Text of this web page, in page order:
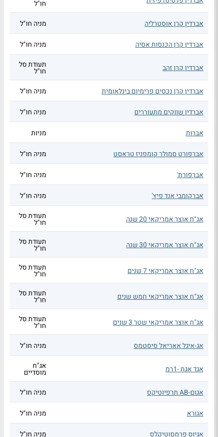
חו"ל
אברדין קרן אוסטרליה
מניה חו"ל
אברדין קרן הכנסות אסיה מניה חו"ל
אברדין קרן זהב תעודת סל
חו"ל
אברדין קרן נכסים פרימיום בינלאומית
מניה חו"ל
אברדין שווקים מתעוררים מניה חו"ל
אברות מניות
אברפורט סמולר קומפניז טראסט מניה חו"ל
אברפורת' מניה חו"ל
אברקומבי אנד פיץ' מניה חו"ל
אג"ח אוצר אמריקאי 20 שנה תעודת סל
חו"ל
אג"ח אוצר אמריקאי 30 שנה תעודת סל
חו"ל
אג"ח אוצר אמריקאי 7 שנים תעודת סל
חו"ל
אג"ח אוצר אמריקאי חמש שנים תעודת סל
חו"ל
אג"ח אוצר אמריקאי שטר 3 שנים תעודת סל
חו"ל
אג-איגל אאריאל סיסטמס
מניה חו"ל
אגד אגח -1רמ אג"ח
מוסדיים
אגום-AB תרפיוטיקס
מניה חו"ל
אגורא מניה חו"ל
אגיוס פרמסוטיקלס מניה חו"ל